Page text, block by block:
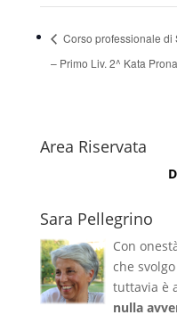
Corso professionale di
– Primo Liv. 2^ Kata Prona
Area Riservata
Sara Pellegrino
Con
che
tuttavia è
nulla